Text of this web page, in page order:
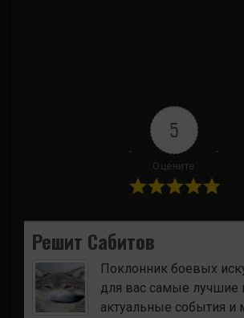
5
Оцените
Решит Сабитов
Поклонник боевых
для вас самые лучшие
актуальные события и